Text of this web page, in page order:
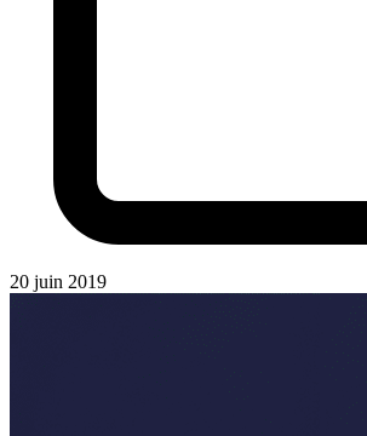
20 juin 2019